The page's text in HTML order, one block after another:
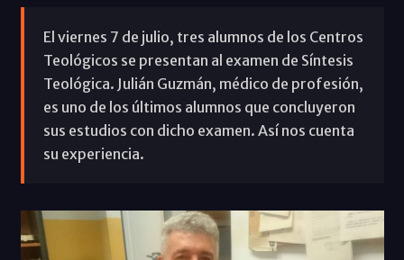
El viernes 7 de julio, tres alumnos de los Centros
Teológicos se presentan al examen de Síntesis
Teológica. Julián Guzmán, médico de profesión,
es uno de los últimos alumnos que concluyeron
sus estudios con dicho examen. Así nos cuenta
su experiencia.